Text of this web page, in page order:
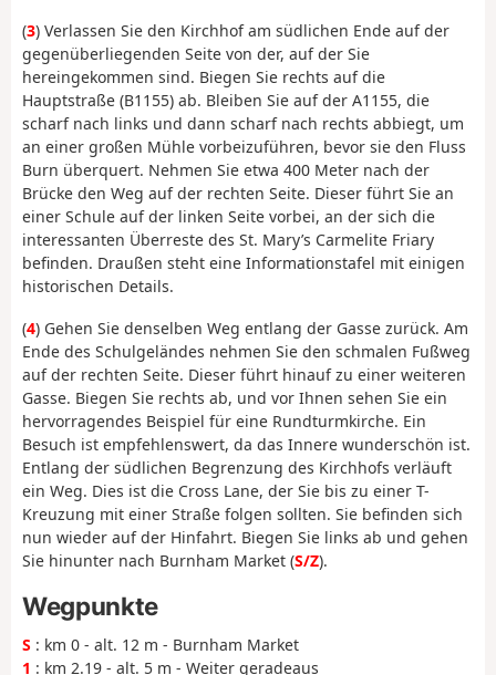
(3) Verlassen Sie den Kirchhof am südlichen Ende auf der
gegenüberliegenden Seite von der, auf der Sie
hereingekommen sind. Biegen Sie rechts auf die
Hauptstraße (B1155) ab. Bleiben Sie auf der A1155, die
scharf nach links und dann scharf nach rechts abbiegt, um
an einer großen Mühle vorbeizuführen, bevor sie den Fluss
Burn überquert. Nehmen Sie etwa 400 Meter nach der
Brücke den Weg auf der rechten Seite. Dieser führt Sie an
einer Schule auf der linken Seite vorbei, an der sich die
interessanten Überreste des St. Mary’s Carmelite Friary
befinden. Draußen steht eine Informationstafel mit einigen
historischen Details.
(4) Gehen Sie denselben Weg entlang der Gasse zurück. Am
Ende des Schulgeländes nehmen Sie den schmalen Fußweg
auf der rechten Seite. Dieser führt hinauf zu einer weiteren
Gasse. Biegen Sie rechts ab, und vor Ihnen sehen Sie ein
hervorragendes Beispiel für eine Rundturmkirche. Ein
Besuch ist empfehlenswert, da das Innere wunderschön ist.
Entlang der südlichen Begrenzung des Kirchhofs verläuft
ein Weg. Dies ist die Cross Lane, der Sie bis zu einer T-
Kreuzung mit einer Straße folgen sollten. Sie befinden sich
nun wieder auf der Hinfahrt. Biegen Sie links ab und gehen
Sie hinunter nach Burnham Market (S/Z).
Wegpunkte
S : km 0 - alt. 12 m - Burnham Market
1 : km 2.19 - alt. 5 m - Weiter geradeaus